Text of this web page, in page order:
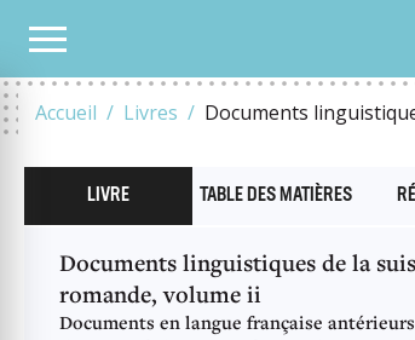
Accueil Livres Documents
NOTRE CATALOGUE
LIVRE TABLE DES MATIÈRES
Documents linguistiques de la
romande, volume ii
Documents en langue française